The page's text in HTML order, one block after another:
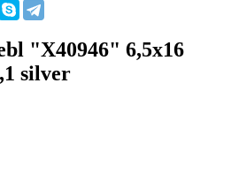
"X40946" 6,5х16
silver